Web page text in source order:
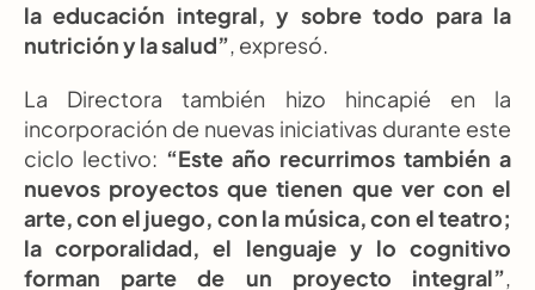
la educación integral, y sobre todo para la
nutrición y la salud”, expresó.
La Directora también hizo hincapié en la
incorporación de nuevas iniciativas durante este
ciclo lectivo: “Este año recurrimos también a
nuevos proyectos que tienen que ver con el
arte, con el juego, con la música, con el teatro;
la corporalidad, el lenguaje y lo cognitivo
forman parte de un proyecto integral”,